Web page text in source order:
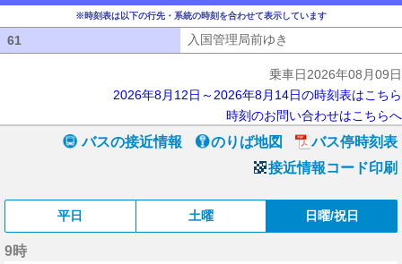
※時刻表は以下の行先・系統の時刻を合わせて表示しています
61 入国管理局前ゆき
乗車日2026年08月09日
2026年8月12日～2026年8月14日の時刻表はこちら
時刻のお問い合わせはこちらへ
バスの接近情報 のりば地図
バス停時刻表
接近情報コード印刷
平日 土曜 日曜/祝日
9時